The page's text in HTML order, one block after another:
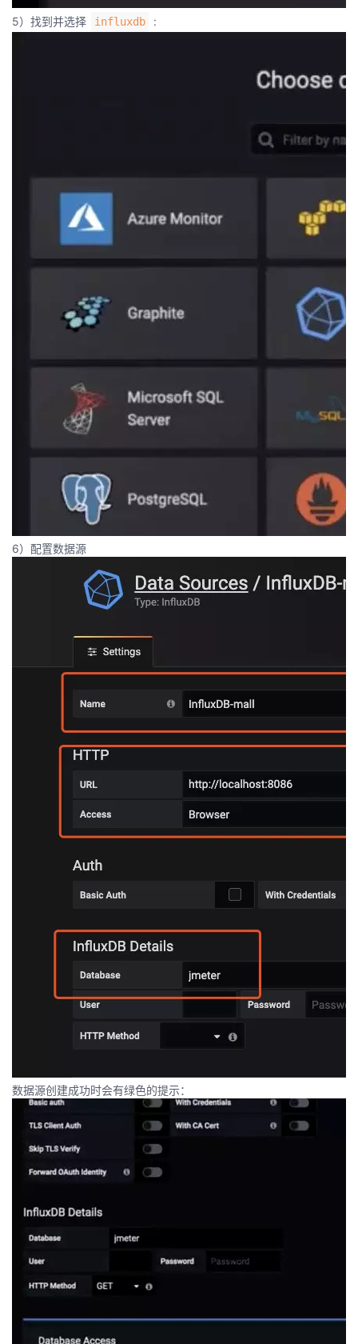
5）找到并选择 influxdb :
6）配置数据源
数据源创建成功时会有绿色的提示：